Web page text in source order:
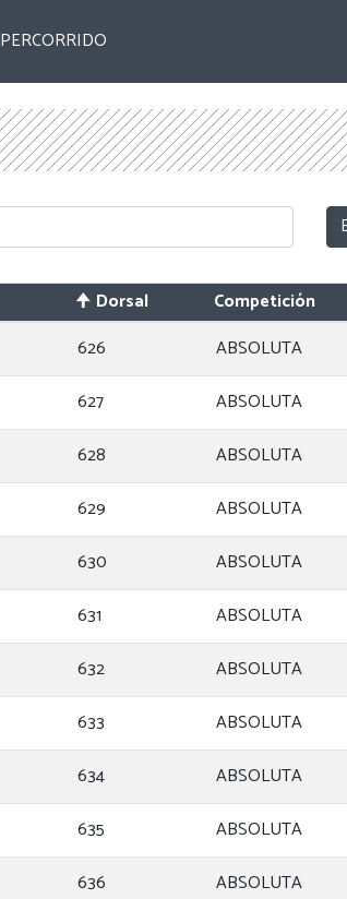
PERCORRIDO
Dorsal Competición
626 ABSOLUTA
627 ABSOLUTA
628 ABSOLUTA
629 ABSOLUTA
630 ABSOLUTA
631 ABSOLUTA
632 ABSOLUTA
633 ABSOLUTA
634 ABSOLUTA
635 ABSOLUTA
636 ABSOLUTA